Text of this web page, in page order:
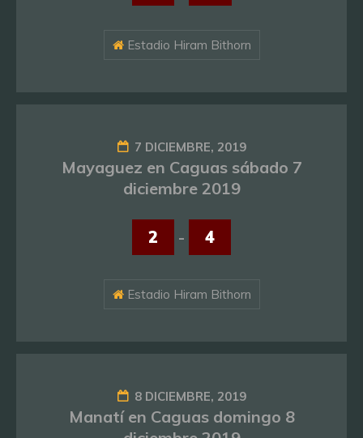
Estadio Hiram Bithorn
7 DICIEMBRE, 2019
Mayaguez en Caguas sábado 7
diciembre 2019
2 - 4
Estadio Hiram Bithorn
8 DICIEMBRE, 2019
Manatí en Caguas domingo 8